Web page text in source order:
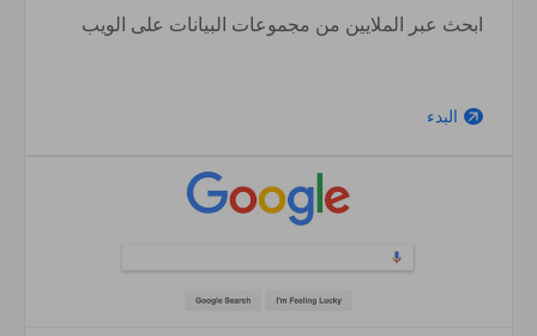
ابحث عبر الملايين من مجموعات البيانات على الويب
arrow_outward البدء